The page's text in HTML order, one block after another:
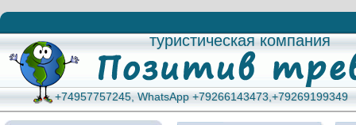
туристическая компания
туристическая компания
+74957757245, WhatsApp +79266143473,+79269199349
+74957757245, WhatsApp +79266143473,+79269199349